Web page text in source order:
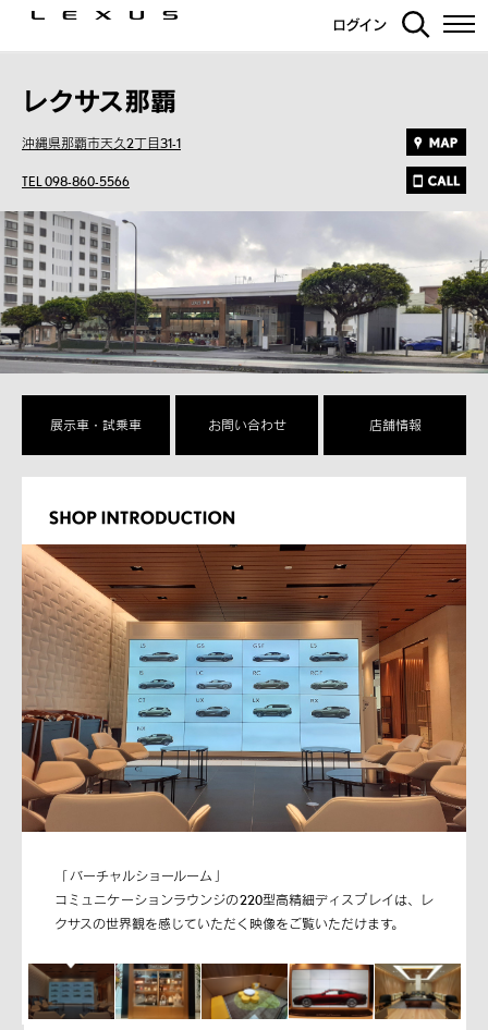
ログイン
レクサス那覇
沖縄県那覇市天久2丁目31-1
TEL 098-860-5566
展示車・試乗車 お問い合わせ 店舗情報
「 バーチャルショールーム 」
コミュニケーションラウンジの220型高精細ディスプレイは、レ
クサスの世界観を感じていただく映像をご覧いただけます。